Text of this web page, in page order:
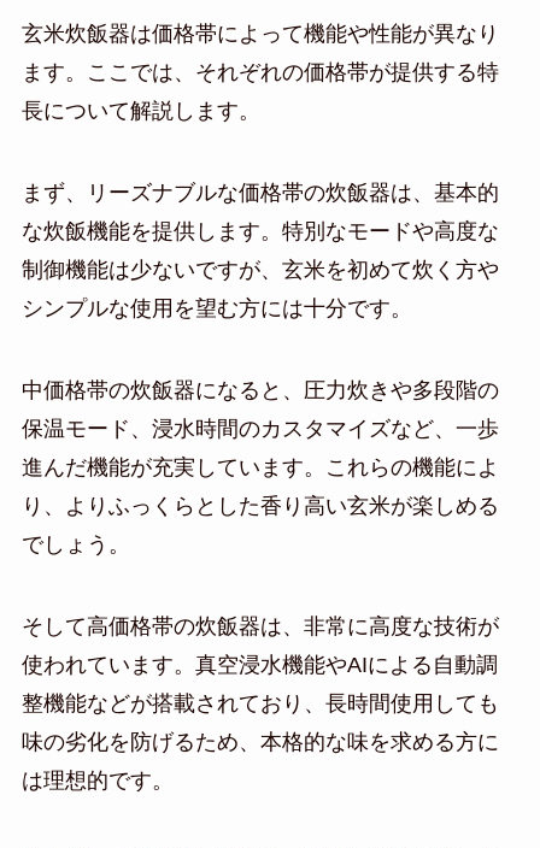
玄米炊飯器は価格帯によって機能や性能が異なり
ます。ここでは、それぞれの価格帯が提供する特
長について解説します。
まず、リーズナブルな価格帯の炊飯器は、基本的
な炊飯機能を提供します。特別なモードや高度な
制御機能は少ないですが、玄米を初めて炊く方や
シンプルな使用を望む方には十分です。
中価格帯の炊飯器になると、圧力炊きや多段階の
保温モード、浸水時間のカスタマイズなど、一歩
進んだ機能が充実しています。これらの機能によ
り、よりふっくらとした香り高い玄米が楽しめる
でしょう。
そして高価格帯の炊飯器は、非常に高度な技術が
使われています。真空浸水機能やAIによる自動調
整機能などが搭載されており、長時間使用しても
味の劣化を防げるため、本格的な味を求める方に
は理想的です。